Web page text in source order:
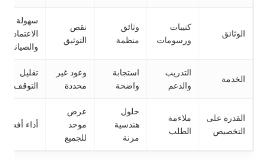
الوثائق
كتيبات
ورسومات
وثائق
منظمة
نقص
التوثيق
سهولة
الاعتماد
والصيانة
الخدمة
التدريب
والدعم
استجابة
واضحة
وعود غير
محددة
تقليل
التوقف
القدرة على
التخصيص
ملاءمة
الطلب
حلول
هندسية
مرنة
عرض
موحد
للجميع
أداء أفضل